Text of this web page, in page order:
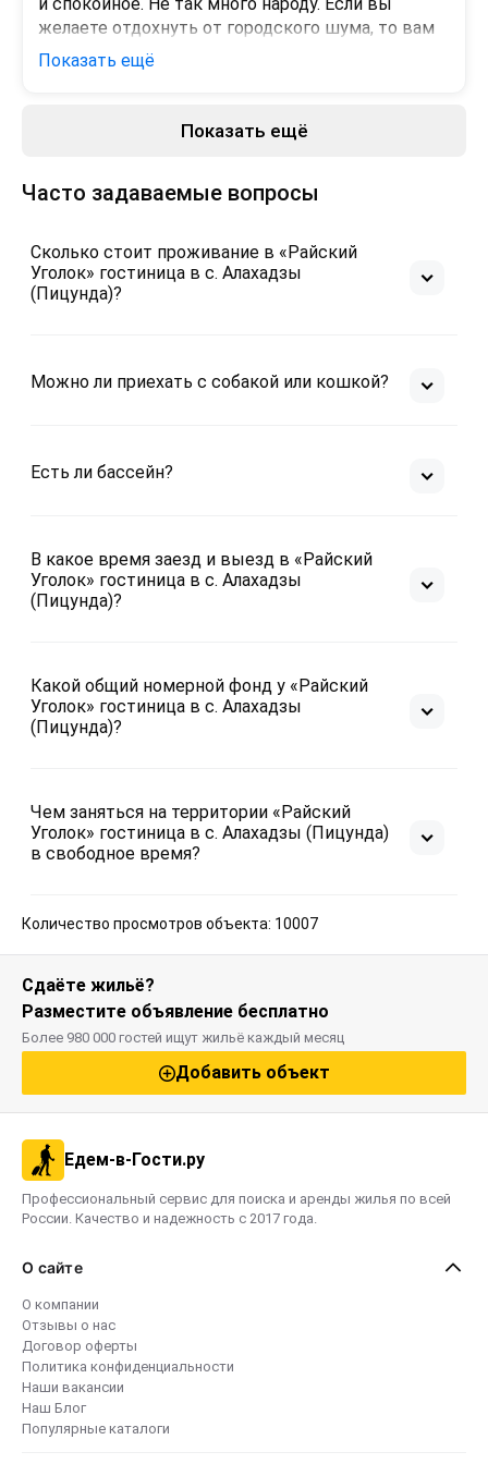
Откровенно говоря из-за этого наш отдых
превратился в пытку. И 3700 на троих в сутки за
такой отдых - это слишком. В этой связи в
двушку в прошлый раз, хоть и готовили
отзывчивость, доброе отношение!!
Рекомендуем однозначно!!
желаете отдохнуть от городского шума, то вам
сюда. Для семейного отдыха как раз то самое
Да есть конечно и недочеты. В ванной течет
Показать ещё
Показать ещё
Часто задаваемые вопросы
Сколько стоит проживание в «Райский
Уголок» гостиница в с. Алахадзы
(Пицунда)?
Можно ли приехать с собакой или кошкой?
Есть ли бассейн?
В какое время заезд и выезд в «Райский
Уголок» гостиница в с. Алахадзы
(Пицунда)?
Какой общий номерной фонд у «Райский
Уголок» гостиница в с. Алахадзы
(Пицунда)?
Чем заняться на территории «Райский
Уголок» гостиница в с. Алахадзы (Пицунда)
в свободное время?
Количество просмотров объекта: 10007
Сдаёте жильё?
Разместите объявление бесплатно
Более 980 000 гостей ищут жильё каждый месяц
Добавить объект
Едем-в-Гости.ру
Профессиональный сервис для поиска и аренды жилья по всей
России. Качество и надежность с 2017 года.
О сайте
О компании
Отзывы о нас
Договор оферты
Политика конфиденциальности
Наши вакансии
Наш Блог
Популярные каталоги